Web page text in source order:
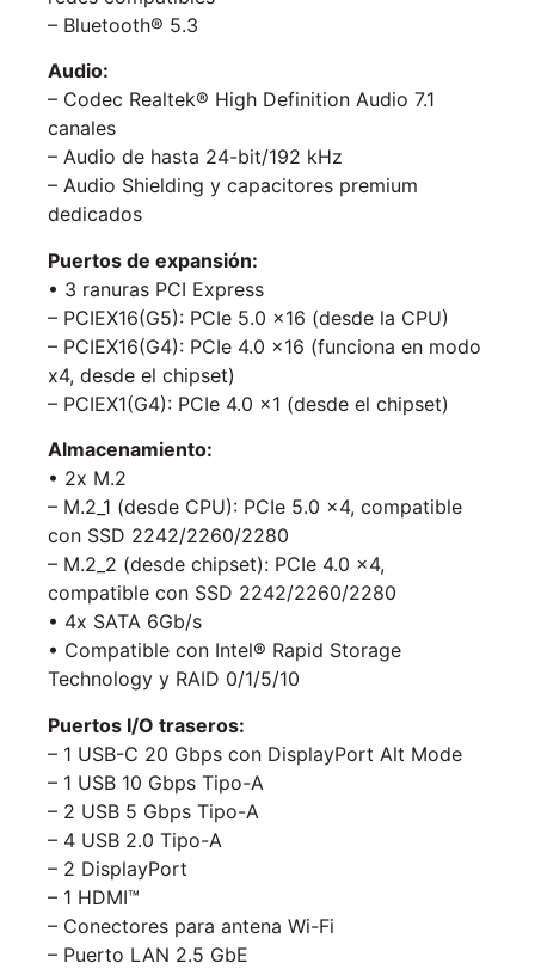
– Bluetooth® 5.3
Audio:
– Codec Realtek® High Definition Audio 7.1
canales
– Audio de hasta 24-bit/192 kHz
– Audio Shielding y capacitores premium
dedicados
Puertos de expansión:
• 3 ranuras PCI Express
– PCIEX16(G5): PCIe 5.0 x16 (desde la CPU)
– PCIEX16(G4): PCIe 4.0 x16 (funciona en modo
x4, desde el chipset)
– PCIEX1(G4): PCIe 4.0 x1 (desde el chipset)
Almacenamiento:
• 2x M.2
– M.2_1 (desde CPU): PCIe 5.0 x4, compatible
con SSD 2242/2260/2280
– M.2_2 (desde chipset): PCIe 4.0 x4,
compatible con SSD 2242/2260/2280
• 4x SATA 6Gb/s
• Compatible con Intel® Rapid Storage
Technology y RAID 0/1/5/10
Puertos I/O traseros:
– 1 USB-C 20 Gbps con DisplayPort Alt Mode
– 1 USB 10 Gbps Tipo-A
– 2 USB 5 Gbps Tipo-A
– 4 USB 2.0 Tipo-A
– 2 DisplayPort
– 1 HDMI™
– Conectores para antena Wi-Fi
– Puerto LAN 2.5 GbE